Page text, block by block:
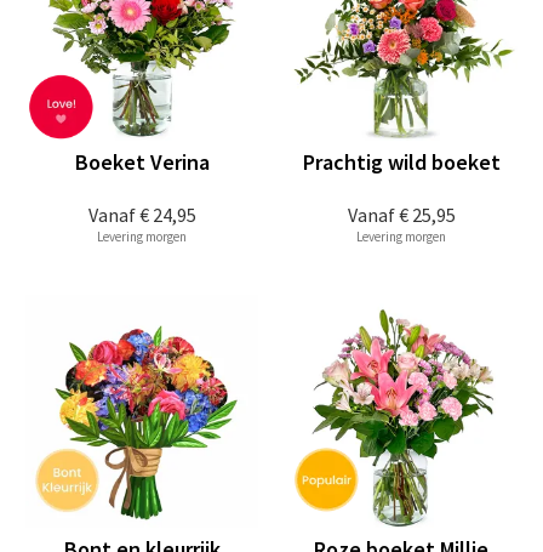
Vanaf€ 24,95
Boeket Verina
Levering morgen
Vanaf€ 25,95
Prachtig wild boeket
Levering morgen